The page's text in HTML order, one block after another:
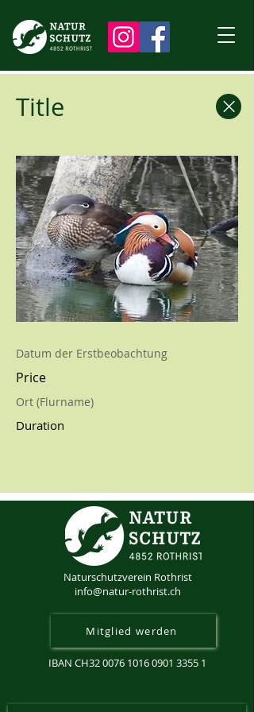
Title
Datum der Erstbeobachtung
Price
Ort (Flurname)
Duration
Naturschutzverein Rothrist
info@natur-rothrist.ch
Mitglied werden
IBAN CH320076 1016 0901 3355 1